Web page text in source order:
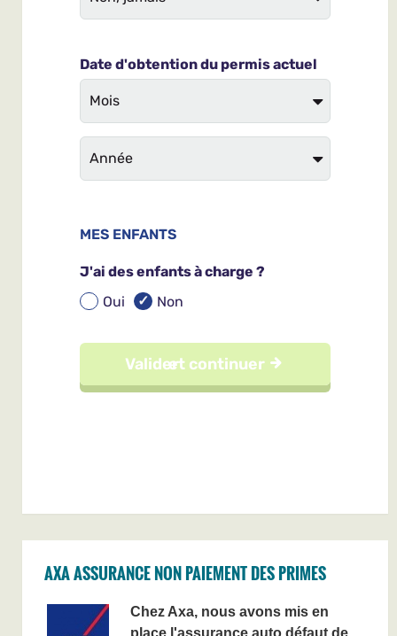
AXA ASSURANCE NON PAIEMENT DES PRIMES
Chez Axa, nous avons mis en
place l'assurance auto défaut de